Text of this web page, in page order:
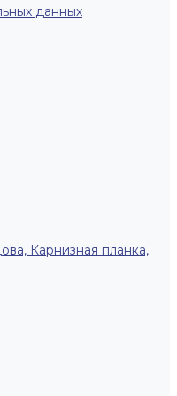
данных
Карнизная планка,